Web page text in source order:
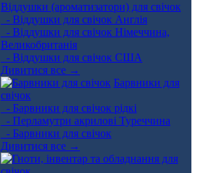
Віддушки (ароматизатори) для свічок
- Віддушки для свічок Англія
- Віддушки для свічок Німеччина,
Великобританія
- Віддушки для свічок США
Дивитися все →
Барвники для
свічок
- Барвники для свічок рідкі
- Перламутри акрилові Туреччина
- Барвники для свічок
Дивитися все →